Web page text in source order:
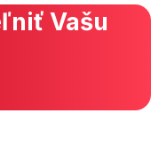
Vašu